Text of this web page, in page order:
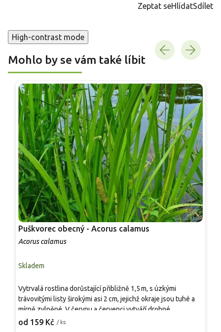
Zeptat seHlídatSdílet
High-contrast mode
Mohlo by se vám také líbit
Puškvorec obecný - Acorus calamus
Acorus calamus
Skladem
od 159 Kč / ks
Vytrvalá rostlina dorůstající přibližně 1,5 m, s úzkými
trávovitými listy širokými asi 2 cm, jejichž okraje jsou tuhé a
mírně zvlněné. V červnu a červenci vytváří drobné
žlutozelené až zelené květy v hustých štíhlých palicích. Po